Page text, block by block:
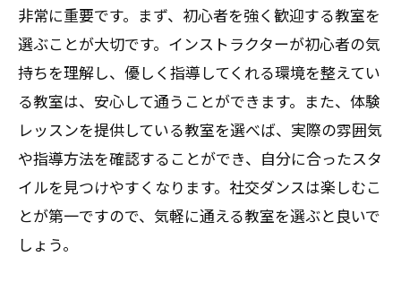
す友情
社交ダンスでのパートナー選びのポイン
ト
パートナーと共に成長する社交ダンスの
魅力
未知の世界へ！社交ダンスが変えるあなたの
生活
社交ダンスで新たな世界観を発見する
非常に重要です。まず、初心者を強く歓迎する教室を
選ぶことが大切です。インストラクターが初心者の気
持ちを理解し、優しく指導してくれる環境を整えてい
る教室は、安心して通うことができます。また、体験
レッスンを提供している教室を選べば、実際の雰囲気
や指導方法を確認することができ、自分に合ったスタ
イルを見つけやすくなります。社交ダンスは楽しむこ
とが第一ですので、気軽に通える教室を選ぶと良いで
しょう。